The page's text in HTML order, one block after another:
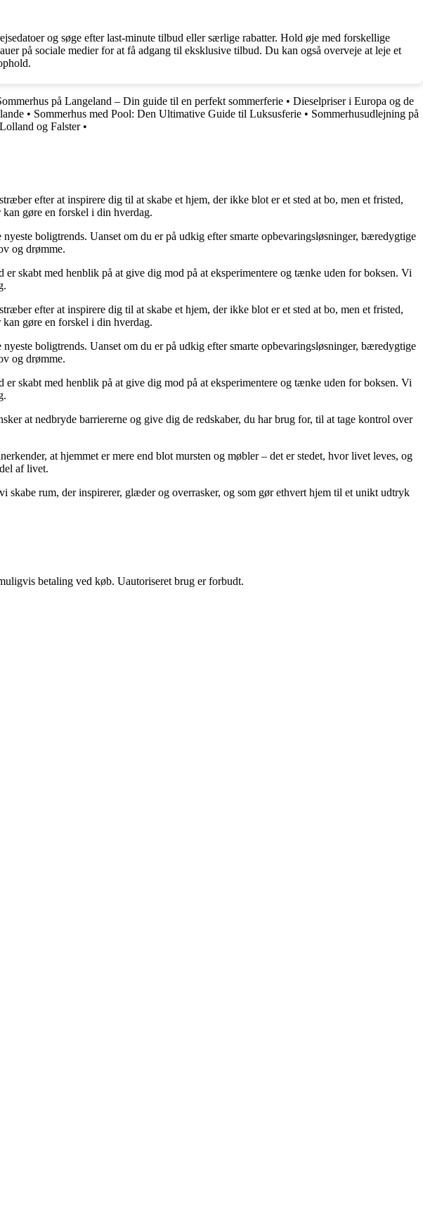
og søge efter last-minute tilbud eller særlige rabatter. Hold øje med forskellige
på sociale medier for at få adgang til eksklusive tilbud. Du kan også overveje at leje et
på Langeland – Din guide til en perfekt sommerferie • Dieselpriser i Europa og de
• Sommerhus med Pool: Den Ultimative Guide til Luksusferie • Sommerhusudlejning på
og Falster•
efter at inspirere dig til at skabe et hjem, der ikke blot er et sted at bo, men et fristed,
gøre en forskel i din hverdag.
boligtrends. Uanset om du er på udkig efter smarte opbevaringsløsninger, bæredygtige
og drømme.
skabt med henblik på at give dig mod på at eksperimentere og tænke uden for boksen. Vi
efter at inspirere dig til at skabe et hjem, der ikke blot er et sted at bo, men et fristed,
gøre en forskel i din hverdag.
boligtrends. Uanset om du er på udkig efter smarte opbevaringsløsninger, bæredygtige
og drømme.
skabt med henblik på at give dig mod på at eksperimentere og tænke uden for boksen. Vi
at nedbryde barriererne og give dig de redskaber, du har brug for, til at tage kontrol over
at hjemmet er mere end blot mursten og møbler – det er stedet, hvor livet leves, og
af livet.
skabe rum, der inspirerer, glæder og overrasker, og som gør ethvert hjem til et unikt udtryk
betaling ved køb. Uautoriseret brug er forbudt.